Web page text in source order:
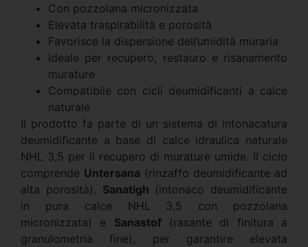
Con pozzolana micronizzata
Elevata traspirabilità e porosità
Favorisce la dispersione dell’umidità muraria
Ideale per recupero, restauro e risanamento
murature
Compatibile con cicli deumidificanti a calce
naturale
Il prodotto fa parte di un sistema di intonacatura
deumidificante a base di calce idraulica naturale
NHL 3,5 per il recupero di murature umide. Il ciclo
comprende Untersana (rinzaffo deumidificante ad
alta porosità), Sanatigh (intonaco deumidificante
in pura calce NHL 3,5 con pozzolana
micronizzata) e Sanastof(rasante di finitura a
granulometria fine), per garantire elevata